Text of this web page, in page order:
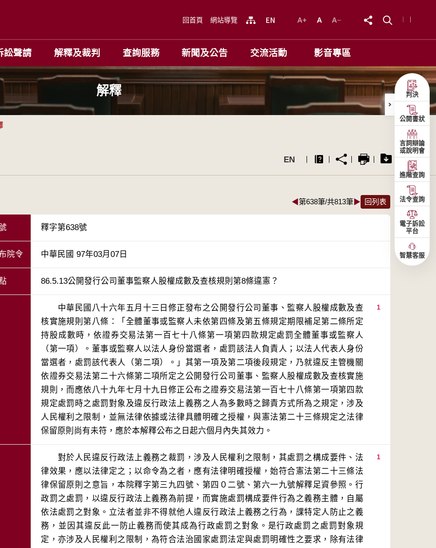
回首頁 網站導覽
訟聲請 解釋及裁判 查詢服務 新聞及公告 交流活動 影音專區
解釋
EN
◀第638筆/共813筆▶ 回列表
釋字第638號
院令 中華民國 97年03月07日
86.5.13公開發行公司董事監察人股權成數及查核規則第8條違憲？
1
中華民國八十六年五月十三日修正發布之公開發行公司董事、監察人股權成數及查
核實施規則第八條：「全體董事或監察人未依第四條及第五條規定期限補足第二條所定
持股成數時，依證券交易法第一百七十八條第一項第四款規定處罰全體董事或監察人
（第一項）。董事或監察人以法人身份當選者，處罰該法人負責人；以法人代表人身份
當選者，處罰該代表人（第二項）。」其第一項及第二項後段規定，乃就違反主管機關
依證券交易法第二十六條第二項所定之公開發行公司董事、監察人股權成數及查核實施
規則，而應依八十九年七月十九日修正公布之證券交易法第一百七十八條第一項第四款
規定處罰時之處罰對象及違反行政法上義務之人為多數時之歸責方式所為之規定，涉及
人民權利之限制，並無法律依據或法律具體明確之授權，與憲法第二十三條規定之法律
保留原則尚有未符，應於本解釋公布之日起六個月內失其效力。
1
對於人民違反行政法上義務之裁罰，涉及人民權利之限制，其處罰之構成要件、法
律效果，應以法律定之；以命令為之者，應有法律明確授權，始符合憲法第二十三條法
律保留原則之意旨，本院釋字第三九四號、第四０二號、第六一九號解釋足資參照。行
政罰之處罰，以違反行政法上義務為前提，而實施處罰構成要件行為之義務主體，自屬
依法處罰之對象。立法者並非不得就他人違反行政法上義務之行為，課特定人防止之義
務，並因其違反此一防止義務而使其成為行政處罰之對象。是行政處罰之處罰對象規
定，亦涉及人民權利之限制，為符合法治國家處罰法定與處罰明確性之要求，除有法律
判決
公開書狀
言詞辯論
或說明會
進階查詢
法令查詢
電子訴訟
平台
智慧客服